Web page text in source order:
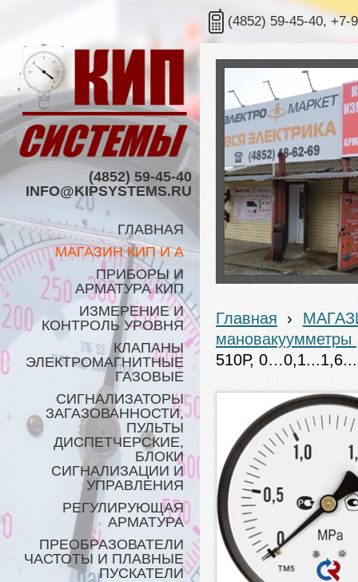
(4852) 59-45-40, +7-
(4852) 59-45-40
INFO@KIPSYSTEMS.RU
ГЛАВНАЯ
МАГАЗИН КИП И А
ПРИБОРЫ И
АРМАТУРА КИП
ИЗМЕРЕНИЕ И
КОНТРОЛЬ УРОВНЯ
КЛАПАНЫ
ЭЛЕКТРОМАГНИТНЫЕ
ГАЗОВЫЕ
СИГНАЛИЗАТОРЫ
ЗАГАЗОВАННОСТИ,
ПУЛЬТЫ
ДИСПЕТЧЕРСКИЕ,
БЛОКИ
СИГНАЛИЗАЦИИ И
УПРАВЛЕНИЯ
РЕГУЛИРУЮЩАЯ
АРМАТУРА
ПРЕОБРАЗОВАТЕЛИ
ЧАСТОТЫ И ПЛАВНЫЕ
ПУСКАТЕЛИ
Главная ›
мановакуумметры
510Р,